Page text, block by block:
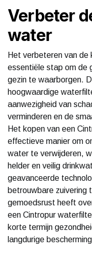
Verbeter
water
Het verbeteren van de
essentiële stap om de
gezin te waarborgen.
hoogwaardige
aanwezigheid van
verminderen en de
Het kopen van een
effectieve manier om
water te verwijderen,
helder en veilig
geavanceerde
betrouwbare zuivering
gemoedsrust heeft
een Cintropur
korte termijn
langdurige